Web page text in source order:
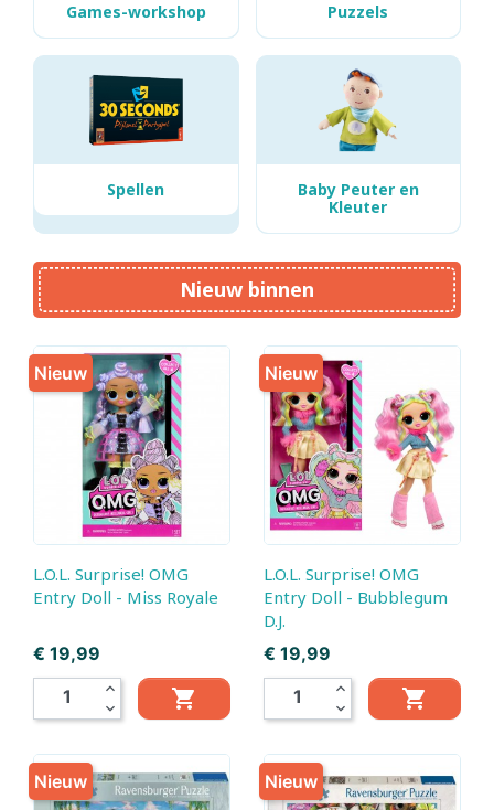
Games-workshop Puzzels
Spellen
Baby Peuter en
Kleuter
Nieuw binnen
L.O.L. Surprise! OMG
Entry Doll - Miss Royale
Prijs
€ 19,99
expand_less
expand_more

Nieuw
L.O.L. Surprise! OMG
Entry Doll - Bubblegum
D.J.
Prijs
€ 19,99
expand_less
expand_more

Nieuw
Nieuw Nieuw